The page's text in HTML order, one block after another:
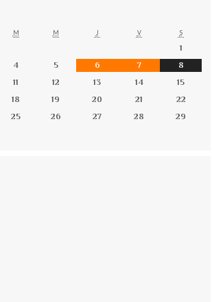
M M J V S
1
4 5 6 7
8
11 12 13 14
15
18 19 20 21
22
25 26 27 28
29